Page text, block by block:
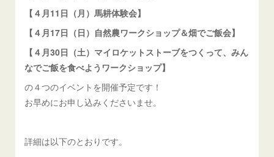
【４月11日（月）馬耕体験会】
【４月17日（日）自然農ワークショップ＆畑でご飯会】
【４月30日（土）マイロケットストーブをつくって、みん
なでご飯を食べようワークショップ】
の４つのイベントを開催予定です！
お早めにお申し込みくださいませ。
詳細は以下のとおりです。